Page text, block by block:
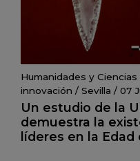
Humanidades y Ciencias
innovación / Sevilla / 07
Un estudio de la
demuestra la
líderes en la Edad